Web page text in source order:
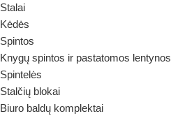
Stalai
Kėdės
Spintos
Knygų spintos ir pastatomos lentynos
Spintelės
Stalčių blokai
Biuro baldų komplektai